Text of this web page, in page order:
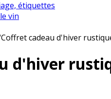
étiquettes
vin
cadeau d'hiver
d'hiver